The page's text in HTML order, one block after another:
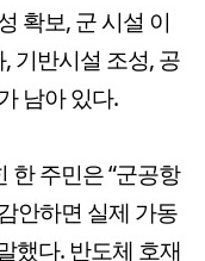
확보, 군 시설 이
기반시설 조성, 공
남아 있다.
한 주민은 “군공항
안하면 실제 가동
했다. 반도체 호재